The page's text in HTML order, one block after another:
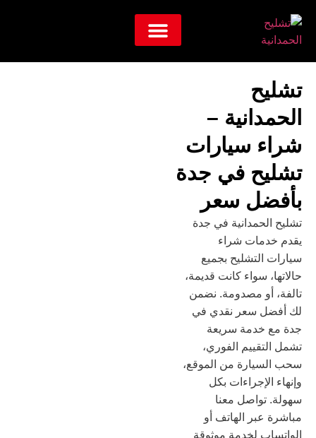
تشليح
الحمدانية –
شراء سيارات
تشليح في جدة
بأفضل سعر
تشليح الحمدانية في جدة
يقدم خدمات شراء
سيارات التشليح بجميع
حالاتها، سواء كانت قديمة،
تالفة، أو مصدومة. نضمن
لك أفضل سعر نقدي في
جدة مع خدمة سريعة
تشمل التقييم الفوري،
سحب السيارة من الموقع،
وإنهاء الإجراءات بكل
سهولة. تواصل معنا
مباشرة عبر الهاتف أو
الواتساب لخدمة موثوقة